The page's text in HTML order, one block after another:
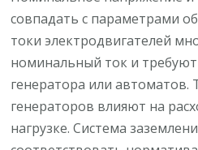
совпадать с параметрами
токи электродвигателей
номинальный ток и
генератора или автоматов.
генераторов влияют на
нагрузке. Система